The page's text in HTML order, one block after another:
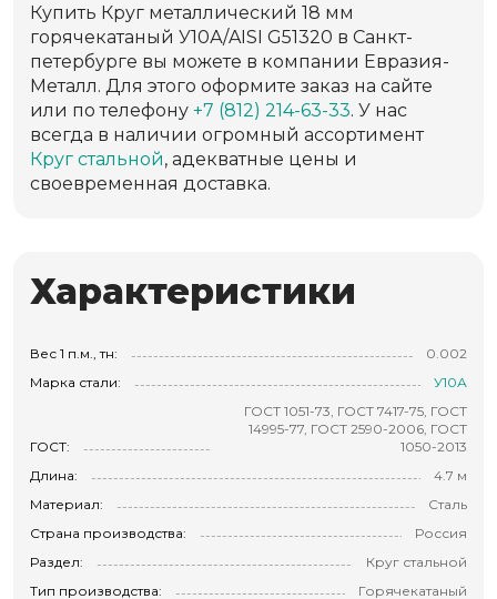
Купить Круг металлический 18 мм
горячекатаный У10А/AISI G51320 в Санкт-
петербурге вы можете в компании Евразия-
Металл. Для этого оформите заказ на сайте
или по телефону +7 (812) 214-63-33. У нас
всегда в наличии огромный ассортимент
Круг стальной, адекватные цены и
своевременная доставка.
Характеристики
Вес 1 п.м., тн:
0.002
Марка стали:
У10А
ГОСТ:
ГОСТ 1051-73, ГОСТ 7417-75, ГОСТ
14995-77, ГОСТ 2590-2006, ГОСТ
1050-2013
Длина:
4.7 м
Материал:
Сталь
Страна производства:
Россия
Раздел:
Круг стальной
Тип производства:
Горячекатаный